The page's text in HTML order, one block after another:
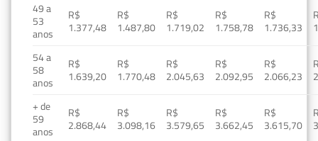
49 a
53
anos
R$
1.377,48
R$
1.487,80
R$
1.719,02
R$
1.758,78
R$
1.736,33
54 a
58
anos
R$
1.639,20
R$
1.770,48
R$
2.045,63
R$
2.092,95
R$
2.066,23
+ de
59
anos
R$
2.868,44
R$
3.098,16
R$
3.579,65
R$
3.662,45
R$
3.615,70